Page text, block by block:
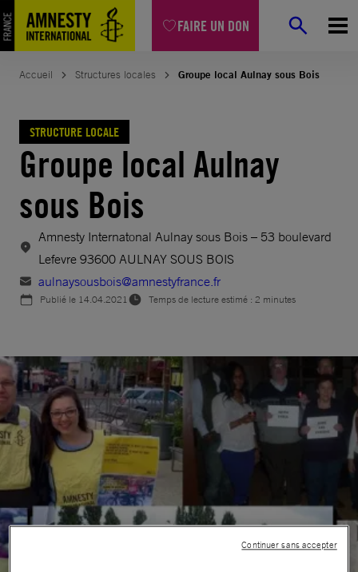
FAIRE UN DON
Aller
au
contenu
Accueil Structures locales Groupe local Aulnay sous Bois
STRUCTURE LOCALE
Groupe local Aulnay
sous Bois
Amnesty Internatonal Aulnay sous Bois – 53 boulevard
Lefevre 93600 AULNAY SOUS BOIS
aulnaysousbois@amnestyfrance.fr
Publié le 14.04.2021 Temps de lecture estimé : 2 minutes
Continuer sans accepter